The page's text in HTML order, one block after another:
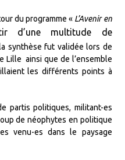
du programme « L’Avenir en
d’une multitude de
synthèse fut validée lors de
Lille ainsi que de l’ensemble
les différents points à
partis politiques, militant-es
de néophytes en politique
venu-es dans le paysage